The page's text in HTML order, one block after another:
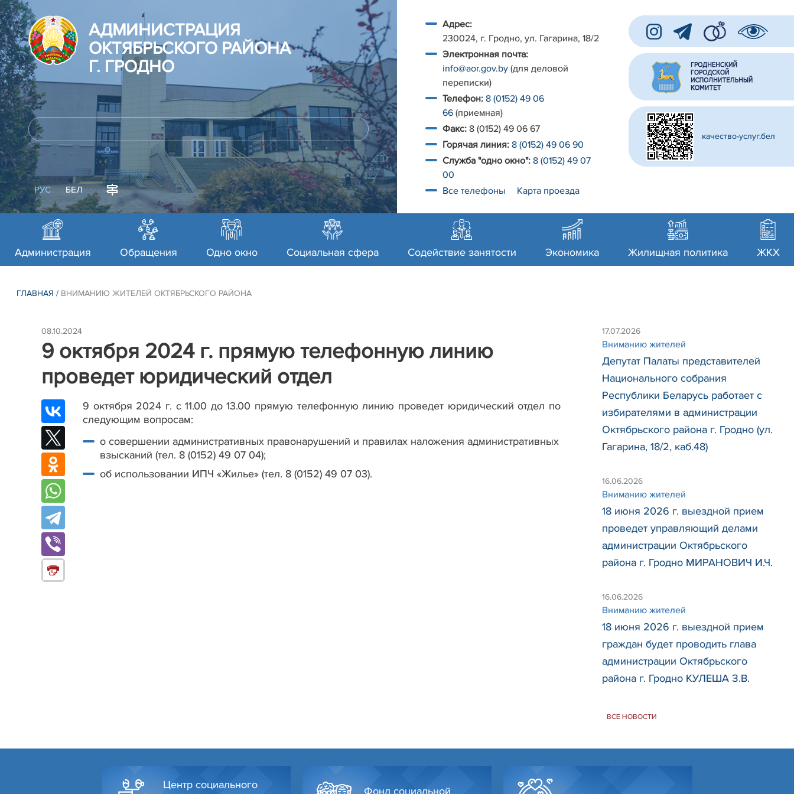
АДМИНИСТРАЦИЯ
ОКТЯБРЬСКОГО РАЙОНА
Г. ГРОДНО
РУС БЕЛ
Адрес:
230024, г. Гродно, ул. Гагарина, 18/2
Электронная почта:
info@aor.gov.by (для деловой
переписки)
Телефон: 8 (0152) 49 06
66 (приемная)
Факс: 8 (0152) 49 06 67
Горячая линия: 8 (0152) 49 06 90
Служба "одно окно": 8 (0152) 49 07
00
Все телефоны
Карта проезда
качество-услуг.бел
Администрация Обращения Одно окно Социальная сфера Содействие занятости Экономика Жилищная политика ЖКХ
ГЛАВНАЯ / ВНИМАНИЮ ЖИТЕЛЕЙ ОКТЯБРЬСКОГО РАЙОНА
08.10.2024
9 октября 2024 г. прямую телефонную линию
проведет юридический отдел
9 октября 2024 г. с 11.00 до 13.00 прямую телефонную линию проведет юридический отдел по
следующим вопросам:
о совершении административных правонарушений и правилах наложения административных
взысканий (тел. 8 (0152) 49 07 04);
об использовании ИПЧ «Жилье» (тел. 8 (0152) 49 07 03).
17.07.2026
Вниманию жителей
Депутат Палаты представителей
Национального собрания
Республики Беларусь работает с
избирателями в администрации
Октябрьского района г. Гродно (ул.
Гагарина, 18/2, каб.48)
16.06.2026
Вниманию жителей
18 июня 2026 г. выездной прием
проведет управляющий делами
администрации Октябрьского
района г. Гродно МИРАНОВИЧ И.Ч.
16.06.2026
Вниманию жителей
18 июня 2026 г. выездной прием
граждан будет проводить глава
администрации Октябрьского
района г. Гродно КУЛЕША З.В.
ВСЕ НОВОСТИ
Центр социального
Фонд социальной